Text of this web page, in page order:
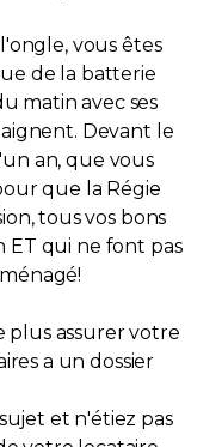
vous êtes
de la batterie
matin avec ses
Devant le
an, que vous
que la Régie
tous vos bons
ET qui ne font pas
plus assurer votre
a un dossier
et n'étiez pas